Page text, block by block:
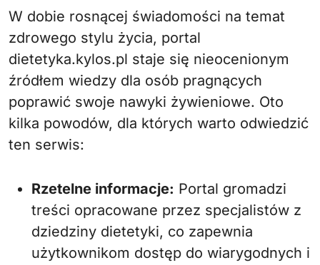
W dobie rosnącej świadomości na temat
zdrowego stylu życia, portal
dietetyka.kylos.pl staje się nieocenionym
źródłem wiedzy dla osób pragnących
poprawić swoje nawyki żywieniowe. Oto
kilka powodów, dla których warto odwiedzić
ten serwis:
Rzetelne informacje: Portal gromadzi
treści opracowane przez specjalistów z
dziedziny dietetyki, co zapewnia
użytkownikom dostęp do wiarygodnych i